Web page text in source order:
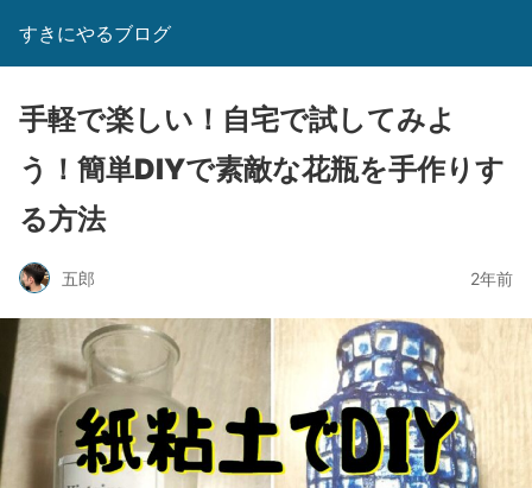
すきにやるブログ
手軽で楽しい！自宅で試してみよ
う！簡単DIYで素敵な花瓶を手作りす
る方法
五郎 2年前